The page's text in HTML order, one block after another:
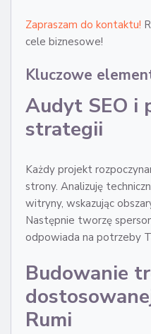
Zapraszam do kontaktu!
cele biznesowe!
Kluczowe
Audyt SEO i
strategii
Każdy projekt
strony. Analizuję
witryny, wskazując
Następnie tworzę
odpowiada na potrzeby
Budowanie
Rumi